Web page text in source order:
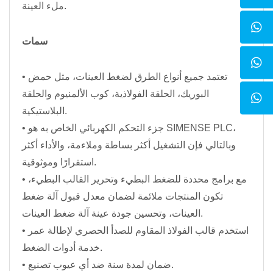
ملء العينة.
سمات
• تعتمد جميع أنواع الطرق لضغط العينات، مثل حمض
البوريك، الحلقة الفولاذية، كوب الألمنيوم والحلقة
البلاستيكية.
• جزء التحكم الكهربائي الخاص به هو SIMENSE PLC،
وبالتالي فإن التشغيل أكثر بساطة وملاءمة، والأداء أكثر
استقرارًا وموثوقية.
• مع برامج محددة للضغط البطيء وتحرير القالب البطيء،
تكون المنتجات ملائمة لضمان معدل قبول آلة ضغط
العينات، وتحسين جودة عينة آلة ضغط العينات.
• استخدم قالب الفولاذ المقاوم للصدأ الحصري لإطالة عمر
خدمة أدوات الضغط.
• ضمان لمدة سنة ضد أي عيوب تصنيع.